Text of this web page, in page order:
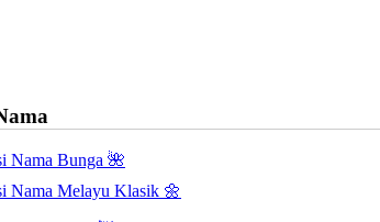
Nama Bunga 🌺
Nama Melayu Klasik 🌼